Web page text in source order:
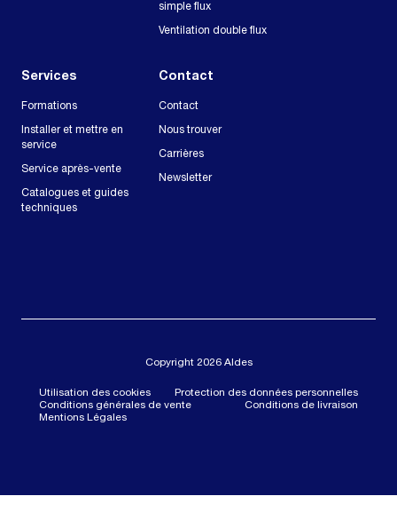
simple flux
Ventilation double flux
Services
Formations
Installer et mettre en
service
Service après-vente
Catalogues et guides
techniques
Contact
Contact
Nous trouver
Carrières
Newsletter
Copyright 2026 Aldes
Utilisation des cookies
Protection des données personnelles
Conditions générales de vente
Conditions de livraison
Mentions Légales